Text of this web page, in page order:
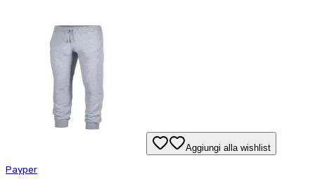
Aggiungi alla wishlist
Payper